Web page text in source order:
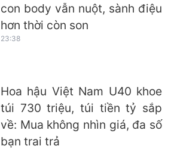
con body vẫn nuột, sành điệu
hơn thời còn son
23:38
Hoa hậu Việt Nam U40 khoe
túi 730 triệu, túi tiền tỷ sắp
về: Mua không nhìn giá, đa số
bạn trai trả